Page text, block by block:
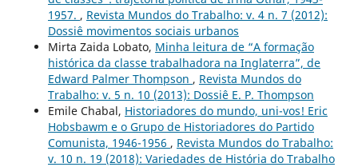
1957. , Revista Mundos do Trabalho: v. 4 n. 7 (2012):
Dossiê movimentos sociais urbanos
Mirta Zaida Lobato, Minha leitura de “A formação
histórica da classe trabalhadora na Inglaterra”, de
Edward Palmer Thompson , Revista Mundos do
Trabalho: v. 5 n. 10 (2013): Dossiê E. P. Thompson
Emile Chabal, Historiadores do mundo, uni-vos! Eric
Hobsbawm e o Grupo de Historiadores do Partido
Comunista, 1946-1956 , Revista Mundos do Trabalho:
v. 10 n. 19 (2018): Variedades de História do Trabalho